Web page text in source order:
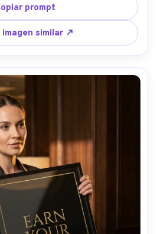
con camiseta negra y anillos
strobe con softbox, Sony A1,
centrado, ambiente editorial
nítidas, ultra definición --ar
4:5
prompt
imagen similar ↗